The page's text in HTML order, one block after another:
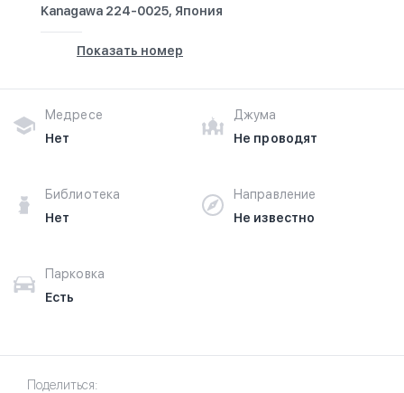
Kanagawa 224-0025, Япония
Показать номер
Медресе
Нет
Джума
Не проводят
Библиотека
Нет
Направление
Не известно
Парковка
Есть
Поделиться: